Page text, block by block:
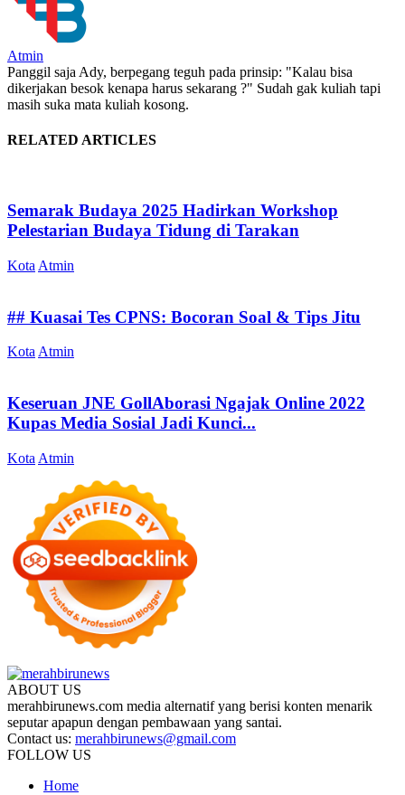
Atmin
Panggil saja Ady, berpegang teguh pada prinsip: "Kalau bisa
dikerjakan besok kenapa harus sekarang ?" Sudah gak kuliah tapi
masih suka mata kuliah kosong.
RELATED ARTICLES
Semarak Budaya 2025 Hadirkan Workshop
Pelestarian Budaya Tidung di Tarakan
Kota Atmin
## Kuasai Tes CPNS: Bocoran Soal & Tips Jitu
Kota Atmin
Keseruan JNE GollAborasi Ngajak Online 2022
Kupas Media Sosial Jadi Kunci...
Kota Atmin
ABOUT US
merahbirunews.com media alternatif yang berisi konten menarik
seputar apapun dengan pembawaan yang santai.
Contact us: merahbirunews@gmail.com
FOLLOW US
Home